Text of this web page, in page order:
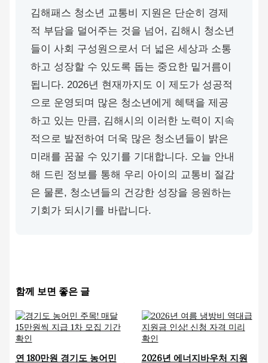
김해패스 청소년 교통비 지원은 단순히 경제
적 부담을 덜어주는 것을 넘어, 김해시 청소년
들이 사회 구성원으로서 더 넓은 세상과 소통
하고 성장할 수 있도록 돕는 중요한 밑거름이
됩니다. 2026년 현재까지도 이 제도가 성공적
으로 운영되며 많은 청소년에게 혜택을 제공
하고 있는 만큼, 김해시의 이러한 노력이 지속
적으로 발전하여 더욱 많은 청소년들이 밝은
미래를 꿈꿀 수 있기를 기대합니다. 오늘 안내
해 드린 정보를 통해 우리 아이의 교통비 절감
은 물론, 청소년들의 건강한 성장을 응원하는
기회가 되시기를 바랍니다.
함께 보면 좋은 글
연 180만원 경기도 농어민 2026년 에너지바우처 지원